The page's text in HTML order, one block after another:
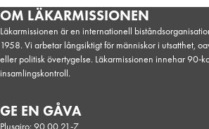
Hälsa
OM LÄKARMISSIONEN
Läkarmissionen är en internationell
1958. Vi arbetar långsiktigt för människor i utsatthet,
eller politisk övertygelse. Läkarmissionen innehar 90-
insamlingskontroll.
GE EN GÅVA
Plusgiro: 90 00 21-7